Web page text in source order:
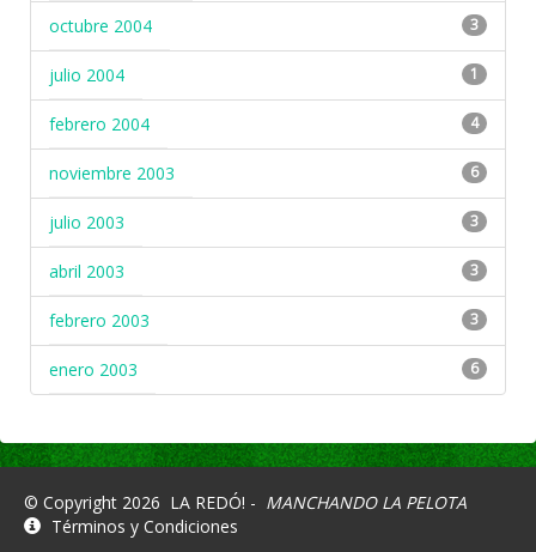
octubre 2004 3
julio 2004 1
febrero 2004 4
noviembre 2003 6
julio 2003 3
abril 2003 3
febrero 2003 3
enero 2003 6
© Copyright 2026 LA REDÓ! - MANCHANDO LA PELOTA
Términos y Condiciones